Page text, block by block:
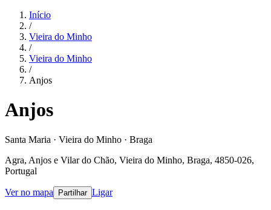
Início
/
Vieira do Minho
/
Vieira do Minho
/
Anjos
Anjos
Santa Maria · Vieira do Minho · Braga
Agra, Anjos e Vilar do Chão, Vieira do Minho, Braga, 4850-026,
Portugal
Ver no mapa Partilhar Ligar